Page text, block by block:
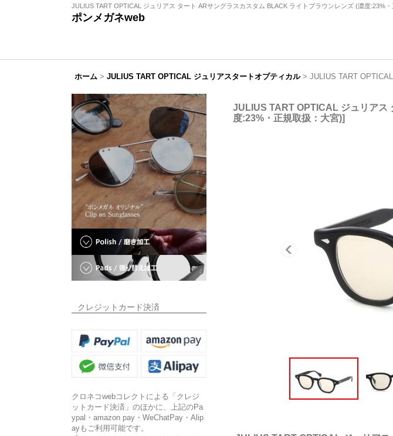
JULIUS TART OPTICAL ジュリアス タート ARサングラスカスタム BLACK ライトブラウンレンズ (濃度:23%
ポンメガネweb
ホーム > JULIUS TART OPTICAL ジュリアスタートオプティカル > JULIUS TART
JULIUS TART OPTICAL ジュリアス
度:23%・正規取扱：大宮)]
クレジットカード決済
クロネコwebコレクトによる「クレジ
ットカード決済」のほかに、上記のPa
ypal・amazon pay・WeChatPay・Alip
ayもご利用可能です。